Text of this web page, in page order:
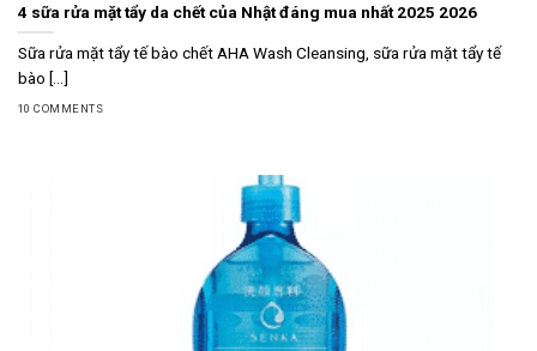
4 sữa rửa mặt tẩy da chết của Nhật đáng mua nhất 2025 2026
Sữa rửa mặt tẩy tế bào chết AHA Wash Cleansing, sữa rửa mặt tẩy tế
bào [...]
10 COMMENTS